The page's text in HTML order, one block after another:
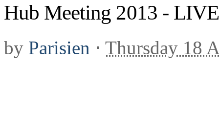
Hub Meeting 2013 - LIVE
by Parisien ⋅ Thursday 18